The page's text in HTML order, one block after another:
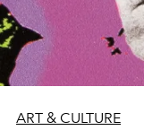
ART & CULTURE